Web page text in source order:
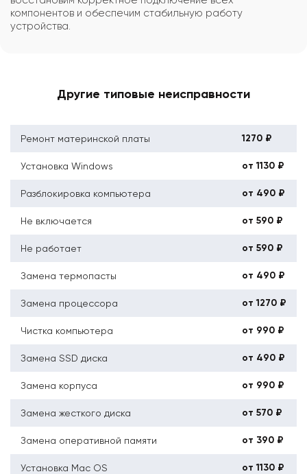
компонентов и обеспечим стабильную работу
устройства.
Другие типовые неисправности
Ремонт материнской платы 1270 ₽
Установка Windows от 1130 ₽
Разблокировка компьютера от 490 ₽
Не включается от 590 ₽
Не работает от 590 ₽
Замена термопасты от 490 ₽
Замена процессора от 1270 ₽
Чистка компьютера от 990 ₽
Замена SSD диска от 490 ₽
Замена корпуса от 990 ₽
Замена жесткого диска от 570 ₽
Замена оперативной памяти от 390 ₽
Установка Mac OS от 1130 ₽